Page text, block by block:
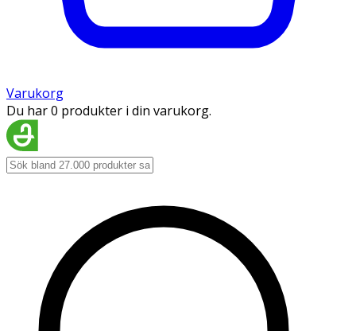
Varukorg
Du har 0 produkter i din varukorg.